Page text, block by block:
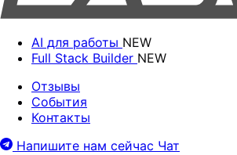
AI для работы NEW
Full Stack Builder NEW
Отзывы
События
Контакты
Напишите нам сейчас Чат